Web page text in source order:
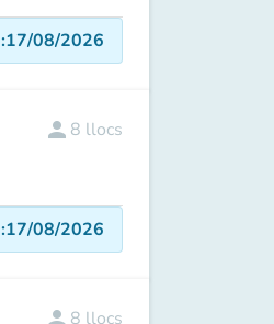
:17/08/2026
person 8 llocs
:17/08/2026
person 8 llocs